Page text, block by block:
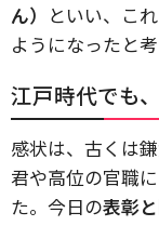
ん） といい、こ
ようになったと
江戸時代でも
感状は、古くは
君や高位の官職
た。今日の表彰